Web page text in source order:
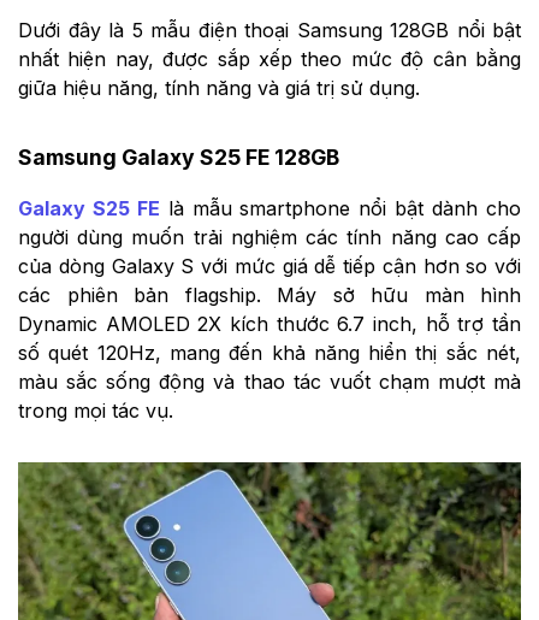
Dưới đây là 5 mẫu điện thoại Samsung 128GB nổi bật
nhất hiện nay, được sắp xếp theo mức độ cân bằng
giữa hiệu năng, tính năng và giá trị sử dụng.
Samsung Galaxy S25 FE 128GB
Galaxy S25 FE là mẫu smartphone nổi bật dành cho
người dùng muốn trải nghiệm các tính năng cao cấp
của dòng Galaxy S với mức giá dễ tiếp cận hơn so với
các phiên bản flagship. Máy sở hữu màn hình
Dynamic AMOLED 2X kích thước 6.7 inch, hỗ trợ tần
số quét 120Hz, mang đến khả năng hiển thị sắc nét,
màu sắc sống động và thao tác vuốt chạm mượt mà
trong mọi tác vụ.